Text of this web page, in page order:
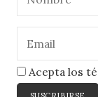
Acepta los